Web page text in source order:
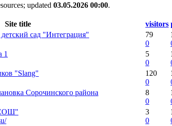
updated 03.05.2026 00:00.
Site title visitors
сад "Интеграция"
79
0
1
5
0
"Slang"
120
0
Сорочинского района
8
0
3
0